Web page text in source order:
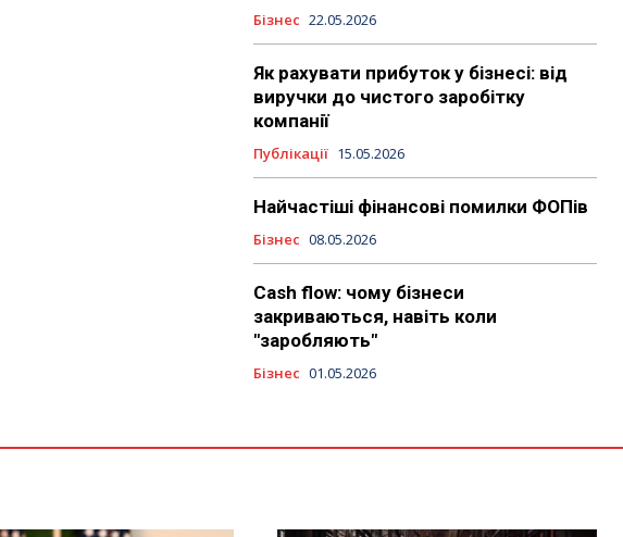
Бізнес 22.05.2026
Як рахувати прибуток у бізнесі: від
виручки до чистого заробітку
компанії
Публікації 15.05.2026
Найчастіші фінансові помилки ФОПів
Бізнес 08.05.2026
Cash flow: чому бізнеси
закриваються, навіть коли
"заробляють"
Бізнес 01.05.2026